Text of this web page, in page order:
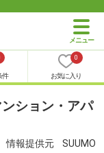
件
0
お気に入り
ション・アパ
情報提供元 SUUMO